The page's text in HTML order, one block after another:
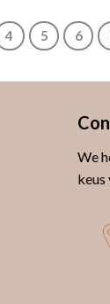
4 5 6
We
keus